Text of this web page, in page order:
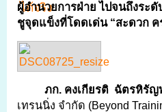
ผู้อำนวยการฝ่าย ไปจนถึงระดั
ชูจุดแข็งที่โดดเด่น “สะดวก ค
ภก. คงเกียรติ ฉัตรหิรัญ
เทรนนิ่ง จำกัด (Beyond